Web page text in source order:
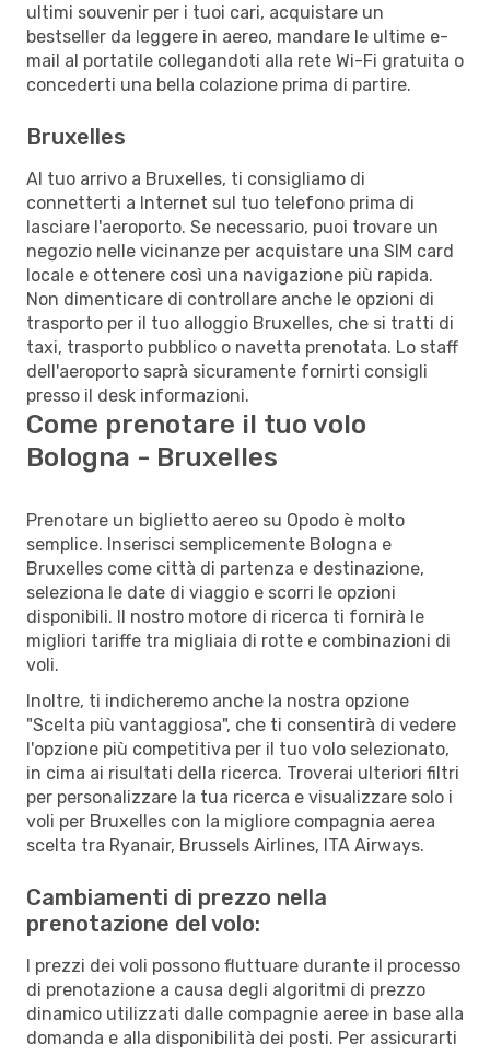
ultimi souvenir per i tuoi cari, acquistare un
bestseller da leggere in aereo, mandare le ultime e-
mail al portatile collegandoti alla rete Wi-Fi gratuita o
concederti una bella colazione prima di partire.
Bruxelles
Al tuo arrivo a Bruxelles, ti consigliamo di
connetterti a Internet sul tuo telefono prima di
lasciare l'aeroporto. Se necessario, puoi trovare un
negozio nelle vicinanze per acquistare una SIM card
locale e ottenere così una navigazione più rapida.
Non dimenticare di controllare anche le opzioni di
trasporto per il tuo alloggio Bruxelles, che si tratti di
taxi, trasporto pubblico o navetta prenotata. Lo staff
dell'aeroporto saprà sicuramente fornirti consigli
presso il desk informazioni.
Come prenotare il tuo volo
Bologna - Bruxelles
Prenotare un biglietto aereo su Opodo è molto
semplice. Inserisci semplicemente Bologna e
Bruxelles come città di partenza e destinazione,
seleziona le date di viaggio e scorri le opzioni
disponibili. Il nostro motore di ricerca ti fornirà le
migliori tariffe tra migliaia di rotte e combinazioni di
voli.
Inoltre, ti indicheremo anche la nostra opzione
"Scelta più vantaggiosa", che ti consentirà di vedere
l'opzione più competitiva per il tuo volo selezionato,
in cima ai risultati della ricerca. Troverai ulteriori filtri
per personalizzare la tua ricerca e visualizzare solo i
voli per Bruxelles con la migliore compagnia aerea
scelta tra Ryanair, Brussels Airlines, ITA Airways.
Cambiamenti di prezzo nella
prenotazione del volo:
I prezzi dei voli possono fluttuare durante il processo
di prenotazione a causa degli algoritmi di prezzo
dinamico utilizzati dalle compagnie aeree in base alla
domanda e alla disponibilità dei posti. Per assicurarti